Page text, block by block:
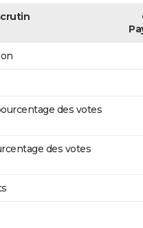
des votes
des votes